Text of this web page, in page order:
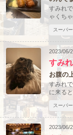
すみれ
ゃくち
スーパ
2023/06/
すみ
お腹の
すみれ
に来る
スーパ
2023/06/